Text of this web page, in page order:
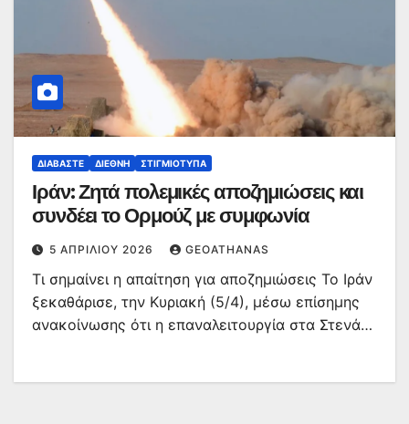
ΔΙΑΒΆΣΤΕ ΔΙΕΘΝΉ ΣΤΙΓΜΙΌΤΥΠΑ
Ιράν: Ζητά πολεμικές αποζημιώσεις και
συνδέει το Ορμούζ με συμφωνία
5 ΑΠΡΙΛΊΟΥ 2026 GEOATHANAS
Τι σημαίνει η απαίτηση για αποζημιώσεις Το Ιράν
ξεκαθάρισε, την Κυριακή (5/4), μέσω επίσημης
ανακοίνωσης ότι η επαναλειτουργία στα Στενά…